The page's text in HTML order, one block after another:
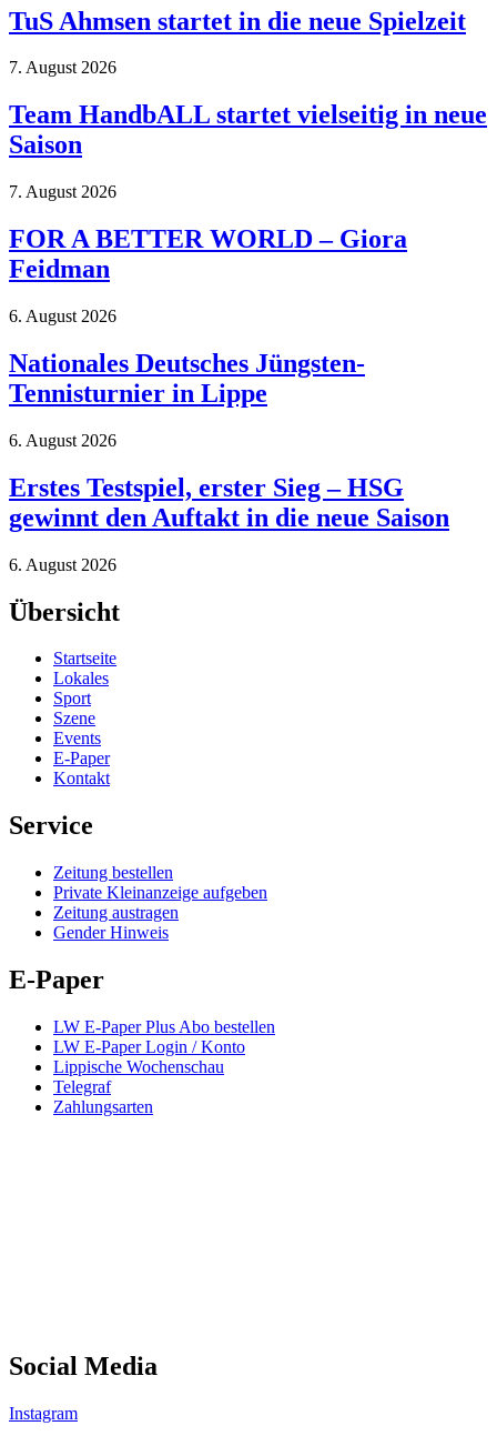
TuS Ahmsen startet in die neue Spielzeit
7. August 2026
Team HandbALL startet vielseitig in neue
Saison
7. August 2026
FOR A BETTER WORLD – Giora
Feidman
6. August 2026
Nationales Deutsches Jüngsten-
Tennisturnier in Lippe
6. August 2026
Erstes Testspiel, erster Sieg – HSG
gewinnt den Auftakt in die neue Saison
6. August 2026
Übersicht
Startseite
Lokales
Sport
Szene
Events
E-Paper
Kontakt
Service
Zeitung bestellen
Private Kleinanzeige aufgeben
Zeitung austragen
Gender Hinweis
E-Paper
LW E-Paper Plus Abo bestellen
LW E-Paper Login / Konto
Lippische Wochenschau
Telegraf
Zahlungsarten
Social Media
Instagram